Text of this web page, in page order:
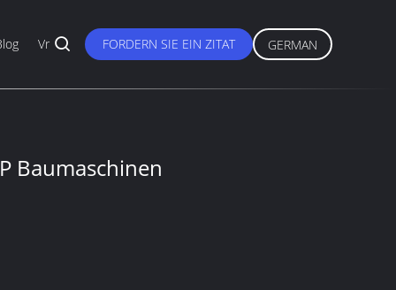
Vr FORDERN SIE EIN ZITAT GERMAN
Baumaschinen